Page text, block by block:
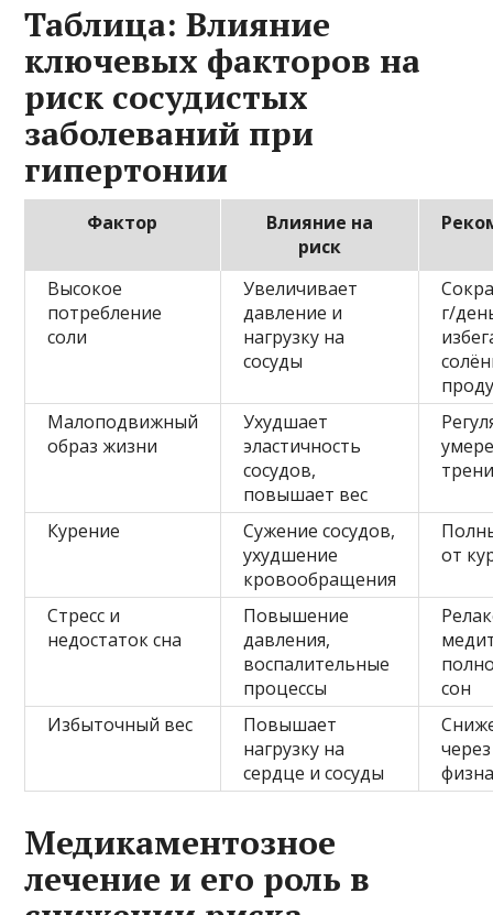
Таблица: Влияние
ключевых факторов на
риск сосудистых
заболеваний при
гипертонии
Фактор
Влияние на
риск
Высокое
потребление
соли
Увеличивает
давление и
нагрузку на
сосуды
г/
Малоподвижный
образ жизни
Ухудшает
эластичность
сосудов,
повышает вес
Курение
Сужение сосудов,
ухудшение
кровообращения
от
Стресс и
недостаток сна
Повышение
давления,
воспалительные
процессы
сон
Избыточный вес
Повышает
нагрузку на
сердце и сосуды
Медикаментозное
лечение и его роль в